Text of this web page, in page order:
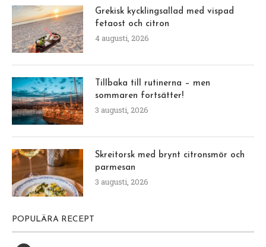
Grekisk kycklingsallad med vispad
fetaost och citron
4 augusti, 2026
Tillbaka till rutinerna – men
sommaren fortsätter!
3 augusti, 2026
Skreitorsk med brynt citronsmör och
parmesan
3 augusti, 2026
POPULÄRA RECEPT